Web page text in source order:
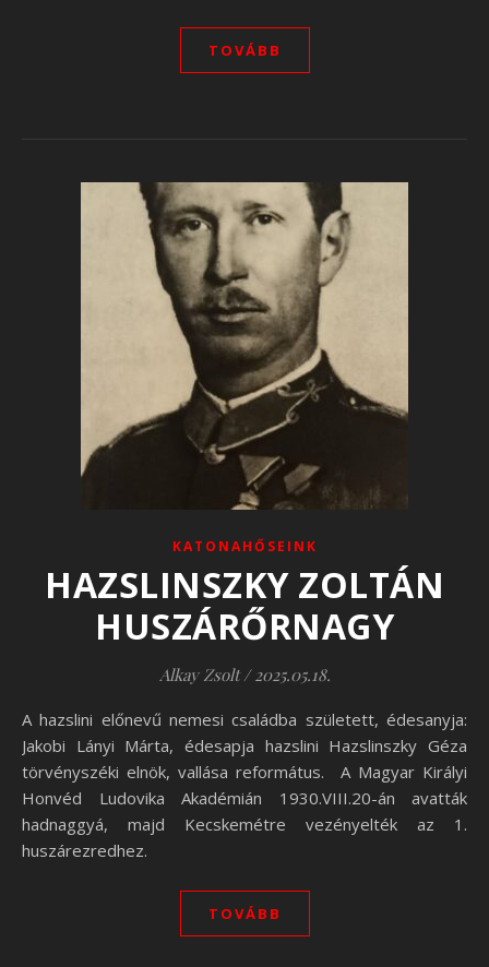
TOVÁBB
KATONAHŐSEINK
HAZSLINSZKY ZOLTÁN
HUSZÁRŐRNAGY
Alkay Zsolt / 2025.05.18.
A hazslini előnevű nemesi családba született, édesanyja:
Jakobi Lányi Márta, édesapja hazslini Hazslinszky Géza
törvényszéki elnök, vallása református. A Magyar Királyi
Honvéd Ludovika Akadémián 1930.VIII.20-án avatták
hadnaggyá, majd Kecskemétre vezényelték az 1.
huszárezredhez.
TOVÁBB